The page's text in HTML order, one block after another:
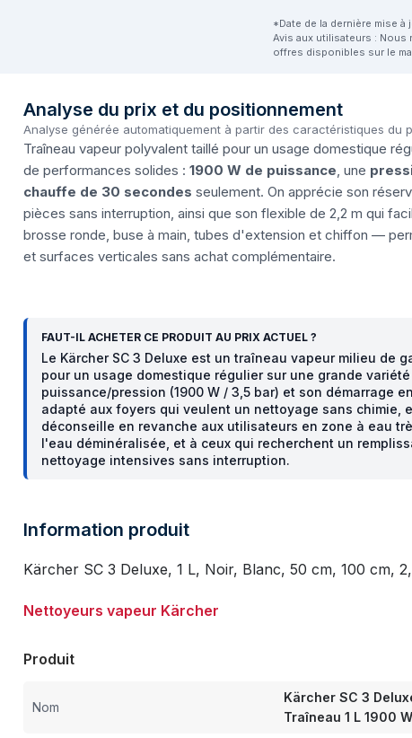
*Date de la dernière mise à
Avis aux utilisateurs :
offres disponibles sur le
Analyse du prix et du positionnement
Analyse générée automatiquement à partir des caractéristiques du
Traîneau vapeur polyvalent taillé pour un usage domestique
de performances solides : 1900 W de puissance, une
chauffe de 30 secondes seulement. On apprécie son
pièces sans interruption, ainsi que son flexible de 2,2 m qui
brosse ronde, buse à main, tubes d'extension et chiffon —
et surfaces verticales sans achat complémentaire.
FAUT-IL ACHETER CE PRODUIT AU PRIX ACTUEL ?
Le Kärcher SC 3 Deluxe est un traîneau vapeur milieu de
pour un usage domestique régulier sur une grande
puissance/pression (1900 W / 3,5 bar) et son démarrage
adapté aux foyers qui veulent un nettoyage sans chimie,
déconseille en revanche aux utilisateurs en zone à eau
l'eau déminéralisée, et à ceux qui recherchent un
nettoyage intensives sans interruption.
Information produit
Kärcher SC 3 Deluxe, 1 L, Noir, Blanc, 50 cm, 100 cm,
Nettoyeurs vapeur Kärcher
Produit
Nom
Kärcher SC 3
Traîneau 1 L 1900